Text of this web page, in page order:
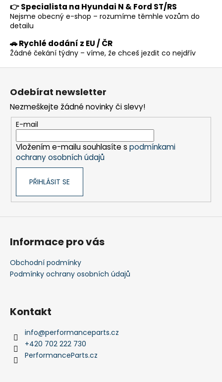
p
r
k
y
s
u
👉 Specialista na Hyundai N & Ford ST/RS
Nejsme obecný e-shop – rozumíme těmhle vozům do
detailu
🚗 Rychlé dodání z EU / ČR
Žádné čekání týdny – víme, že chceš jezdit co nejdřív
Odebírat newsletter
Nezmeškejte žádné novinky či slevy!
E-mail
Vložením e-mailu souhlasíte s podmínkami
ochrany osobních údajů
PŘIHLÁSIT SE
Informace pro vás
Obchodní podmínky
Podmínky ochrany osobních údajů
Kontakt
info@performanceparts.cz
+420 702 222 730
PerformanceParts.cz